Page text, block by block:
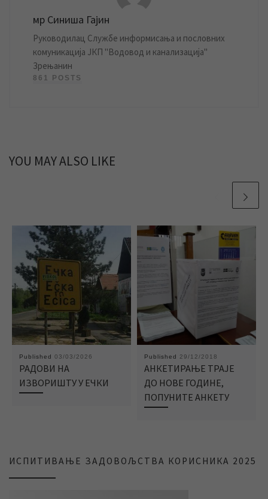
мр Синиша Гајин
Руководилац Службе информисања и пословних
комуникација ЈКП "Водовод и канализација"
Зрењанин
861 POSTS
YOU MAY ALSO LIKE
Published 03/03/2026
РАДОВИ НА
ИЗВОРИШТУ У ЕЧКИ
Published 29/12/2018
АНКЕТИРАЊЕ ТРАЈЕ
ДО НОВЕ ГОДИНЕ,
ПОПУНИТЕ АНКЕТУ
ИСПИТИВАЊЕ ЗАДОВОЉСТВА КОРИСНИКА 2025